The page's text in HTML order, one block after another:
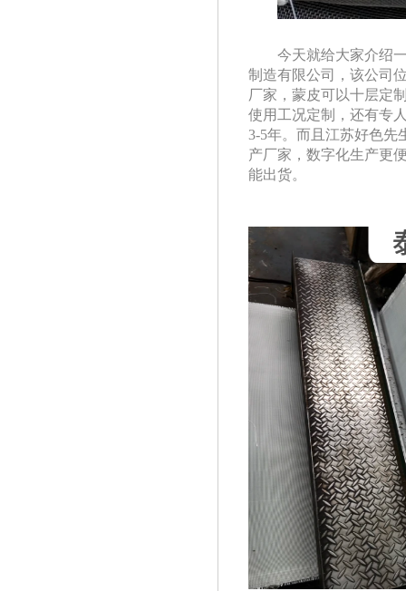
今天就给大家介绍
制造有限公司，该公司
厂家，蒙皮可以十层定
使用工况定制，还有
3-5年。而且江苏好色
产厂家，数字化生产更
能出货。